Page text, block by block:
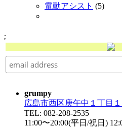
電動アシスト (5)
.
grumpy
広島市西区庚午中１丁目
TEL: 082-208-2535
11:00〜20:00(平日/祝日)